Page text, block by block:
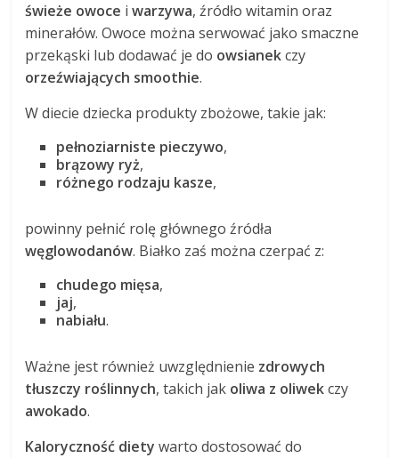
świeże owoce iwarzywa, źródło witamin oraz
minerałów. Owoce można serwować jako smaczne
przekąski lub dodawać je do owsianekczy
orzeźwiających smoothie.
W diecie dziecka produkty zbożowe, takie jak:
pełnoziarniste pieczywo,
brązowy ryż,
różnego rodzaju kasze,
powinny pełnić rolę głównego źródła
węglowodanów. Białko zaś można czerpać z:
chudego mięsa,
jaj,
nabiału.
Ważne jest również uwzględnienie zdrowych
tłuszczy roślinnych, takich jak oliwa z oliwekczy
awokado.
Kaloryczność diety warto dostosować do